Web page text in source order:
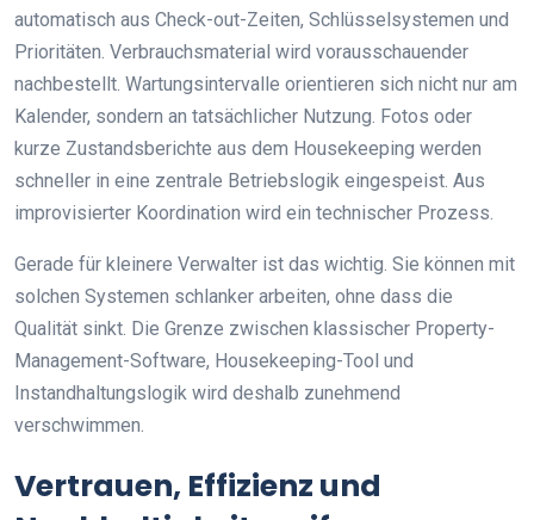
automatisch aus Check-out-Zeiten, Schlüsselsystemen und
Prioritäten. Verbrauchsmaterial wird vorausschauender
nachbestellt. Wartungsintervalle orientieren sich nicht nur am
Kalender, sondern an tatsächlicher Nutzung. Fotos oder
kurze Zustandsberichte aus dem Housekeeping werden
schneller in eine zentrale Betriebslogik eingespeist. Aus
improvisierter Koordination wird ein technischer Prozess.
Gerade für kleinere Verwalter ist das wichtig. Sie können mit
solchen Systemen schlanker arbeiten, ohne dass die
Qualität sinkt. Die Grenze zwischen klassischer Property-
Management-Software, Housekeeping-Tool und
Instandhaltungslogik wird deshalb zunehmend
verschwimmen.
Vertrauen, Effizienz und